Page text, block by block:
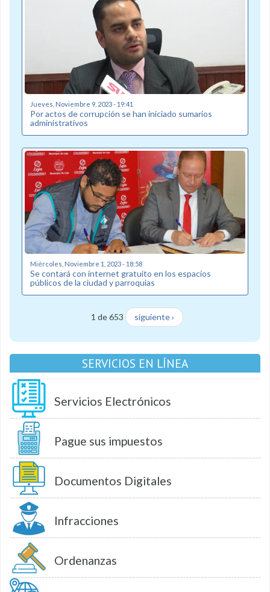
Jueves, Noviembre 9, 2023 - 19:41
Por actos de corrupción se han iniciado sumarios
administrativos
Miércoles, Noviembre 1, 2023 - 18:58
Se contará con internet gratuito en los espacios
públicos de la ciudad y parroquias
1 de 653 siguiente ›
SERVICIOS EN LÍNEA
Servicios Electrónicos
Pague sus impuestos
Documentos Digitales
Infracciones
Ordenanzas